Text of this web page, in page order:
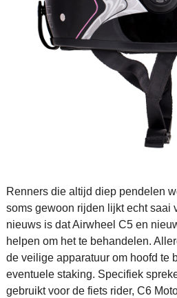
Renners die altijd diep pendelen
soms gewoon rijden lijkt echt saai
nieuws is dat Airwheel C5 en
helpen om het te behandelen.
de veilige apparatuur om hoofd te
eventuele staking. Specifiek
gebruikt voor de fiets rider, C6